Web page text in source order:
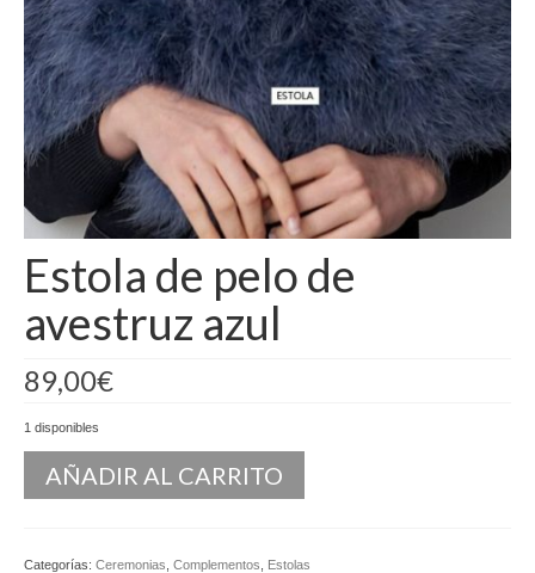
Camisetas
Capas
Cazadoras
Chalecos y Chaquetas
Chandals
Chaquetones
Conjuntos
Jerseys
Kaftan
Estola de pelo de
avestruz azul
89,00€
1 disponibles
AÑADIR AL CARRITO
Categorías: Ceremonias Complementos Estolas